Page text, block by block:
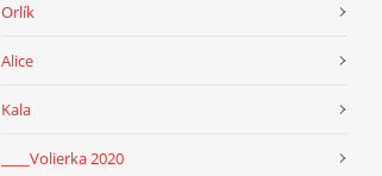
Orlík
Alice
Kala
____Volierka 2020